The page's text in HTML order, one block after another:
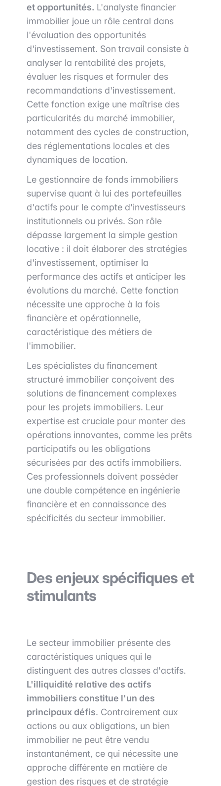
et opportunités. L'analyste financier
immobilier joue un rôle central dans
l'évaluation des opportunités
d'investissement. Son travail consiste à
analyser la rentabilité des projets,
évaluer les risques et formuler des
recommandations d'investissement.
Cette fonction exige une maîtrise des
particularités du marché immobilier,
notamment des cycles de construction,
des réglementations locales et des
dynamiques de location.
Le gestionnaire de fonds immobiliers
supervise quant à lui des portefeuilles
d'actifs pour le compte d'investisseurs
institutionnels ou privés. Son rôle
dépasse largement la simple gestion
locative : il doit élaborer des stratégies
d'investissement, optimiser la
performance des actifs et anticiper les
évolutions du marché. Cette fonction
nécessite une approche à la fois
financière et opérationnelle,
caractéristique des métiers de
l'immobilier.
Les spécialistes du financement
structuré immobilier conçoivent des
solutions de financement complexes
pour les projets immobiliers. Leur
expertise est cruciale pour monter des
opérations innovantes, comme les prêts
participatifs ou les obligations
sécurisées par des actifs immobiliers.
Ces professionnels doivent posséder
une double compétence en ingénierie
financière et en connaissance des
spécificités du secteur immobilier.
Des enjeux spécifiques et
stimulants
Le secteur immobilier présente des
caractéristiques uniques qui le
distinguent des autres classes d'actifs.
L'illiquidité relative des actifs
immobiliers constitue l'un des
principaux défis. Contrairement aux
actions ou aux obligations, un bien
immobilier ne peut être vendu
instantanément, ce qui nécessite une
approche différente en matière de
gestion des risques et de stratégie